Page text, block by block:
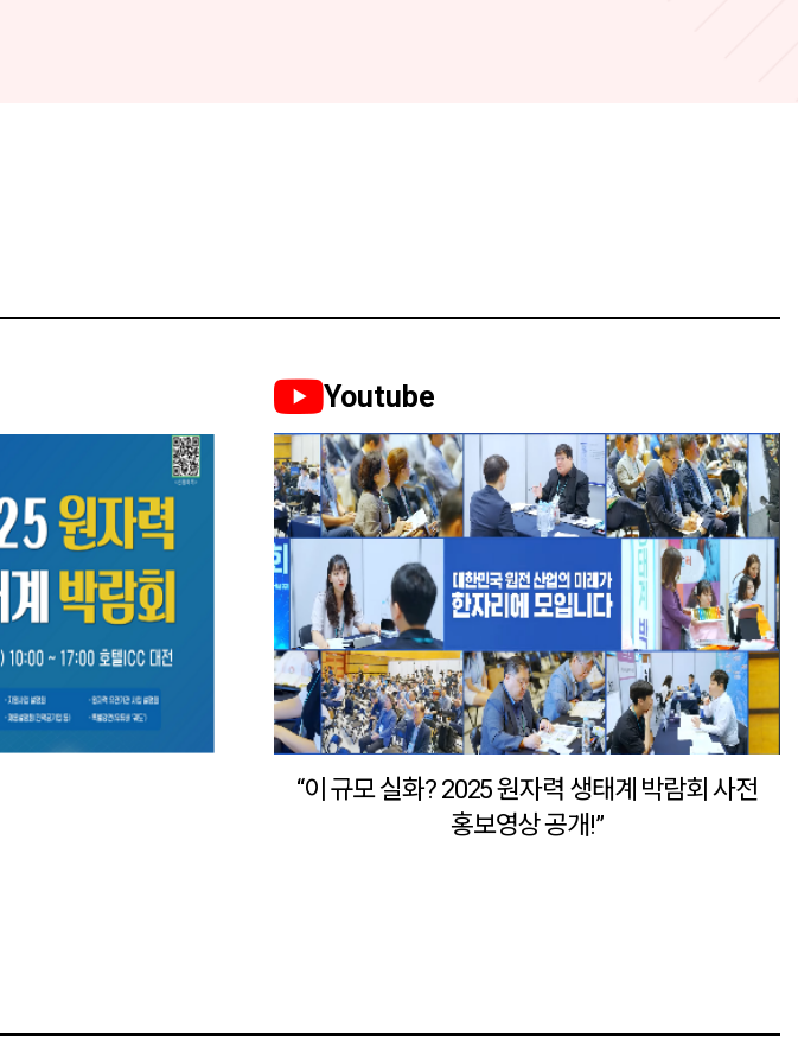
Youtube
“이 규모 실화? 2025 원자력 생태계 박람회 사전
홍보영상 공개!”